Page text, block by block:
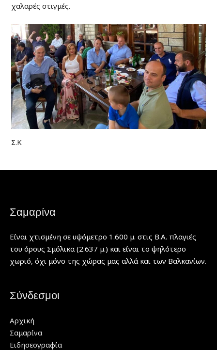
χαλαρές στιγμές.
Σ.Κ
Σαμαρίνα
Είναι χτισμένη σε υψόμετρο 1.600 μ. στις Β.Α. πλαγιές
του όρους Σμόλικα (2.637 μ.) και είναι το ψηλότερο
χωριό, όχι μόνο της χώρας μας αλλά και των Βαλκανίων.
Σύνδεσμοι
Αρχική
Σαμαρίνα
Ειδησεογραφία